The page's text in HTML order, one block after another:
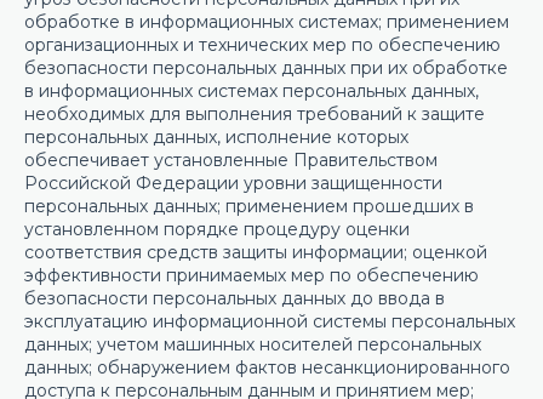
обработке в информационных системах; применением
организационных и технических мер по обеспечению
безопасности персональных данных при их обработке
в информационных системах персональных данных,
необходимых для выполнения требований к защите
персональных данных, исполнение которых
обеспечивает установленные Правительством
Российской Федерации уровни защищенности
персональных данных; применением прошедших в
установленном порядке процедуру оценки
соответствия средств защиты информации; оценкой
эффективности принимаемых мер по обеспечению
безопасности персональных данных до ввода в
эксплуатацию информационной системы персональных
данных; учетом машинных носителей персональных
данных; обнаружением фактов несанкционированного
доступа к персональным данным и принятием мер;